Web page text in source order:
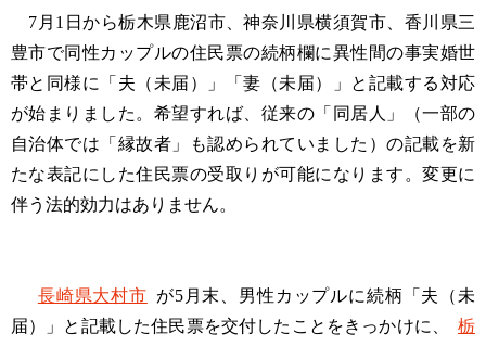
7月1日から栃木県鹿沼市、神奈川県横須賀市、香川県三
豊市で同性カップルの住民票の続柄欄に異性間の事実婚世
帯と同様に「夫（未届）」「妻（未届）」と記載する対応
が始まりました。希望すれば、従来の「同居人」（一部の
自治体では「縁故者」も認められていました）の記載を新
たな表記にした住民票の受取りが可能になります。変更に
伴う法的効力はありません。
長崎県大村市 が5月末、男性カップルに続柄「夫（未
届）」と記載した住民票を交付したことをきっかけに、
栃